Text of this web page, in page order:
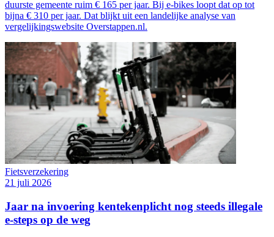
duurste gemeente ruim € 165 per jaar. Bij e-bikes loopt dat op tot
bijna € 310 per jaar. Dat blijkt uit een landelijke analyse van
vergelijkingswebsite Overstappen.nl.
Fietsverzekering
21 juli 2026
Jaar na invoering kentekenplicht nog steeds illegale
e-steps op de weg